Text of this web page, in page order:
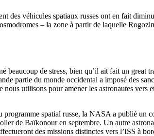
des véhicules spatiaux russes ont en fait
– la zone à partir de laquelle
beaucoup de stress, bien qu’il ait fait un
partie du monde occidental a imposé des
utilisons pour amener les astronautes
spatial russe, la NASA a publié un
de Baïkonour en septembre. Un autre
des missions distinctes vers l’ISS à